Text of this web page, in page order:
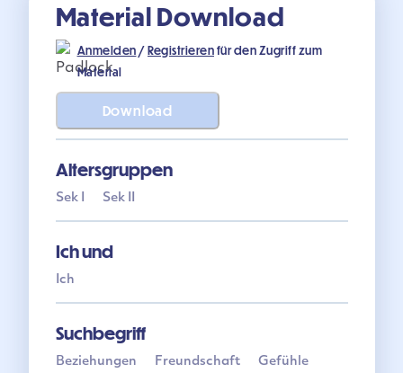
Material Download
Anmelden /Registrierenfür den Zugriff zum
Material
Download
Altersgruppen
Sek I Sek II
Ich und
Ich
Suchbegriff
Beziehungen Freundschaft
Gefühle